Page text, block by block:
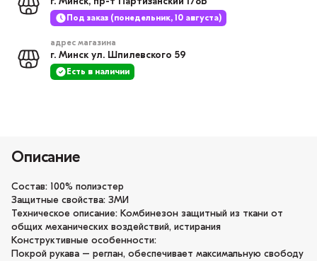
Под заказ (понедельник, 10 августа)
адрес магазина
г. Минск ул. Шпилевского 59
Есть в наличии
Описание
Состав: 100% полиэстер
Защитные свойства: ЗМИ
Техническое описание: Комбинезон защитный из ткани от
общих механических воздействий, истирания
Конструктивные особенности:
Покрой рукава – реглан, обеспечивает максимальную свободу